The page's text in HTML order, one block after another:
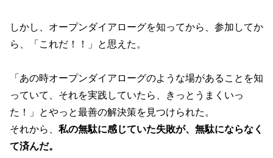
しかし、オープンダイアローグを知ってから、参加してか
ら、「これだ！！」と思えた。
「あの時オープンダイアローグのような場があることを知
っていて、それを実践していたら、きっとうまくいっ
た！」とやっと最善の解決策を見つけられた。
それから、 私の無駄に感じていた失敗が、無駄にならなく
て済んだ。